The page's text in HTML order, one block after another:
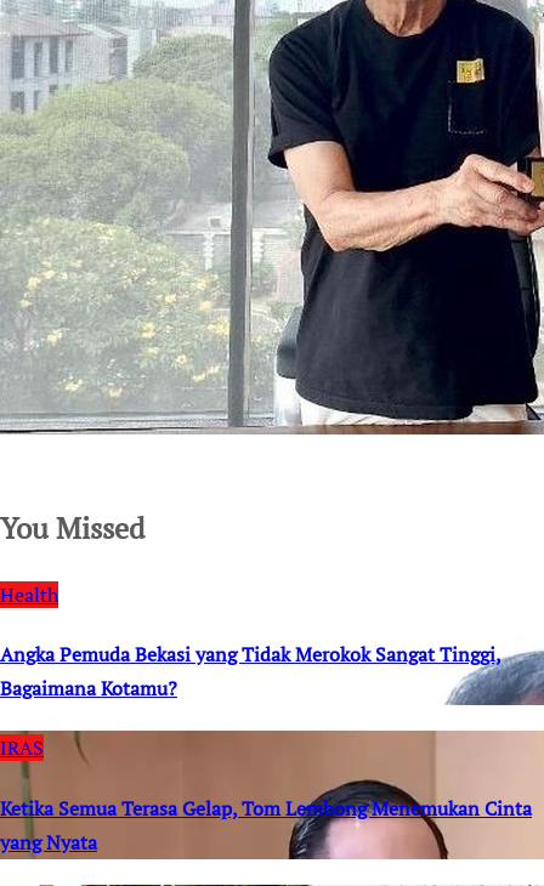
You Missed
Health
Angka Pemuda Bekasi yang Tidak Merokok Sangat Tinggi,
Bagaimana Kotamu?
IRAS
Ketika Semua Terasa Gelap, Tom Lembong Menemukan Cinta
yang Nyata